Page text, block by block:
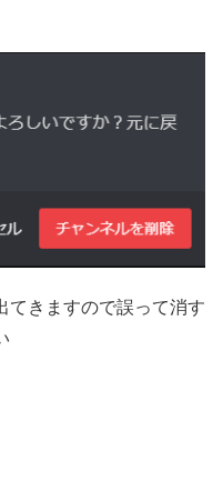
てきますので誤って消す